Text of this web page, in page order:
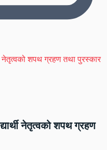
नेतृत्वको शपथ ग्रहण